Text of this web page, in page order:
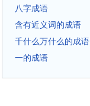
八字成语
含有近义词的成语
千什么万什么的成语
一的成语